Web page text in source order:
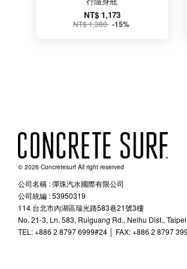
NT$ 1,173
NT$ 1,380 -15%
© 2026 Concretesurf All right reserved
公司名稱 : 彈珠汽水國際有限公司
公司統編 : 53950319
114 台北市內湖區瑞光路583巷21號3樓
No. 21-3, Ln. 583, Ruiguang Rd., Neihu Dist.,
TEL: +886 2 8797 6999#24 │ FAX: +886 2 8797